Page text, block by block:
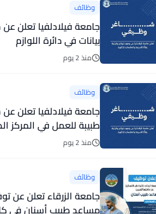
وظائف
جامعة فيلادلفيا تعلن
بيانات في دائرة اللوازم
منذ 2 يوم
وظائف
جامعة فيلادلفيا تعلن
طبيبة للعمل في المركز
منذ 2 يوم
وظائف
جامعة الزرقاء تعلن عن
مساعد طبيب أسنان في